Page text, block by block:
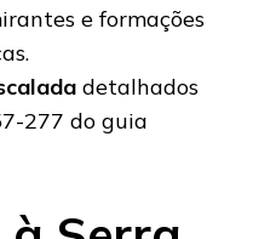
e formações
detalhados
277 do guia